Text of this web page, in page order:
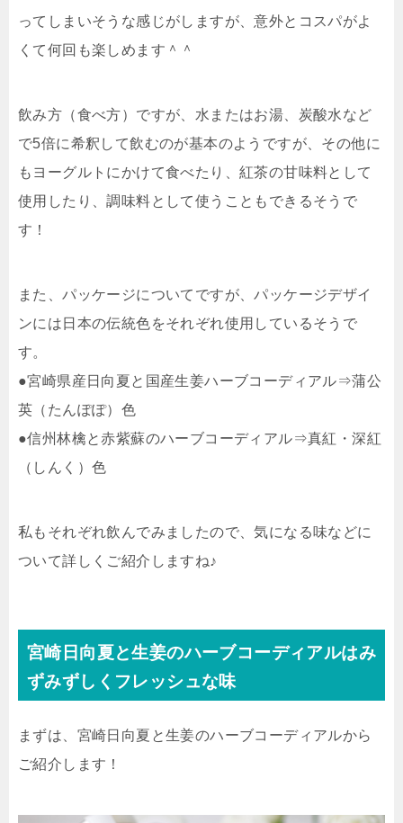
ってしまいそうな感じがしますが、意外とコスパがよ
くて何回も楽しめます＾＾
飲み方（食べ方）ですが、水またはお湯、炭酸水など
で5倍に希釈して飲むのが基本のようですが、その他に
もヨーグルトにかけて食べたり、紅茶の甘味料として
使用したり、調味料として使うこともできるそうで
す！
また、パッケージについてですが、パッケージデザイ
ンには日本の伝統色をそれぞれ使用しているそうで
す。
●宮崎県産日向夏と国産生姜ハーブコーディアル⇒蒲公
英（たんぽぽ）色
●信州林檎と赤紫蘇のハーブコーディアル⇒真紅・深紅
（しんく）色
私もそれぞれ飲んでみましたので、気になる味などに
ついて詳しくご紹介しますね♪
宮崎日向夏と生姜のハーブコーディアルはみ
ずみずしくフレッシュな味
まずは、宮崎日向夏と生姜のハーブコーディアルから
ご紹介します！